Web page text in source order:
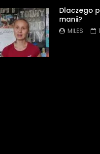
Dlaczego
manii?
MILES